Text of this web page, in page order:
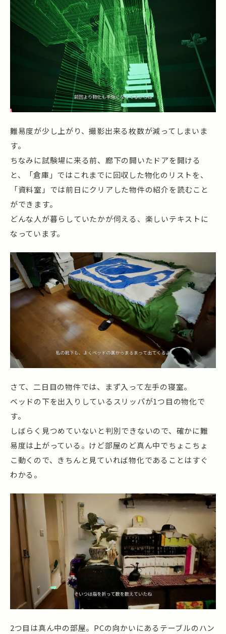
難易度が少し上がり、撮影出来る枚数が減ってしまいま
す。
ちなみに試験場に来る前、廊下の開いたドアを開ける
と、「倉庫」ではこれまでに回収した物化のリストを、
「資料室」では前日にクリアした物件の紹介を読むこと
ができます。
どんな人が暮らしていたかが伺える、楽しいテキストに
なっています。
さて、二日目の物件では、まず入って左手の寝室。
ベッドの下を出入りしているスリッパが1つ目の物化で
す。
しばらく見つめていないと判別できないので、確かに難
易度は上がっている。けど部屋のど真ん中でちょこちょ
こ動くので、きちんと見ていれば物化であることはすぐ
わかる。
2つ目は真ん中の部屋。PCの向かいにあるテーブルのハン